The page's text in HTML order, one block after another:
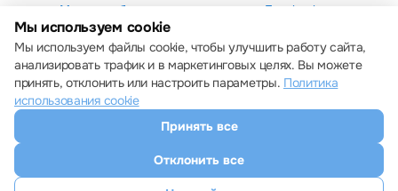
Мама и ребенок
Красота
Facebook
Все права защищены © 2013 – 2026 Farmacie.md
Скачайте наше приложение
Настройки cookie
Мы используем cookie
Мы используем файлы cookie, чтобы улучшить работу сайта,
анализировать трафик и в маркетинговых целях. Вы можете
принять, отклонить или настроить параметры. Политика
использования cookie
Принять все
Отклонить все